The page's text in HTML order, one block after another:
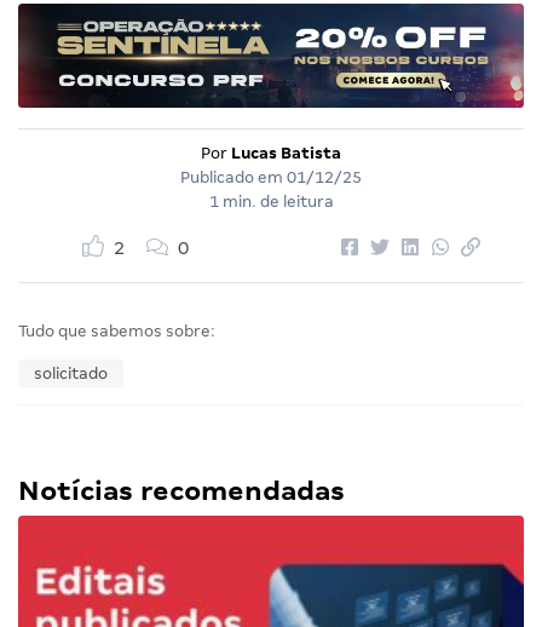
Por Lucas Batista
Publicado em 01/12/25
1 min. de leitura
2 0
Tudo que sabemos sobre:
solicitado
Notícias recomendadas